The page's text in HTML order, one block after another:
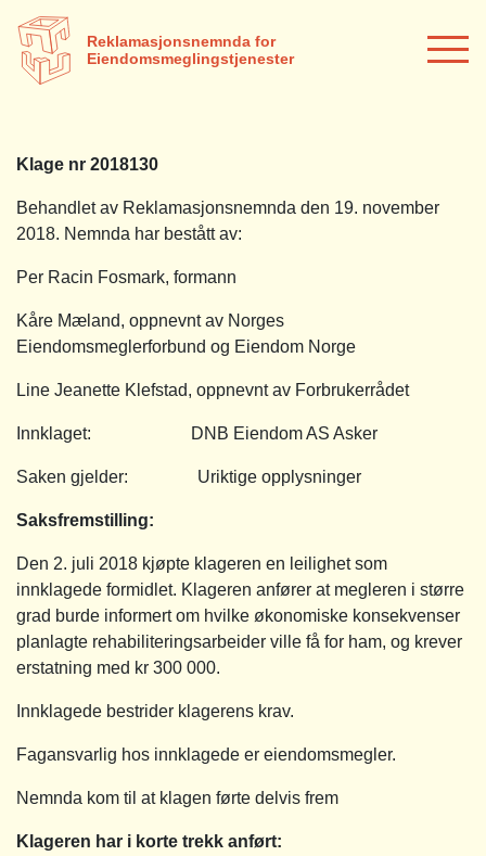
Reklamasjonsnemnda for
Eiendomsmeglingstjenester
Klage nr 2018130
Behandlet av Reklamasjonsnemnda den 19. november
2018. Nemnda har bestått av:
Per Racin Fosmark, formann
Kåre Mæland, oppnevnt av Norges
Eiendomsmeglerforbund og Eiendom Norge
Line Jeanette Klefstad, oppnevnt av Forbrukerrådet
Innklaget: DNB Eiendom AS Asker
Saken gjelder: Uriktige opplysninger
Saksfremstilling:
Den 2. juli 2018 kjøpte klageren en leilighet som
innklagede formidlet. Klageren anfører at megleren i større
grad burde informert om hvilke økonomiske konsekvenser
planlagte rehabiliteringsarbeider ville få for ham, og krever
erstatning med kr 300 000.
Innklagede bestrider klagerens krav.
Fagansvarlig hos innklagede er eiendomsmegler.
Nemnda kom til at klagen førte delvis frem
Klageren har i korte trekk anført: